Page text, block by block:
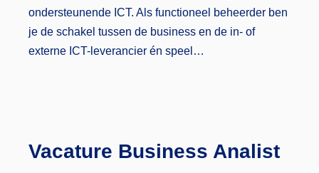
ondersteunende ICT. Als functioneel beheerder ben
je de schakel tussen de business en de in- of
externe ICT-leverancier én speel…
Vacature Business Analist